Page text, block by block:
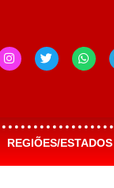
REGIÕES/ESTADOS